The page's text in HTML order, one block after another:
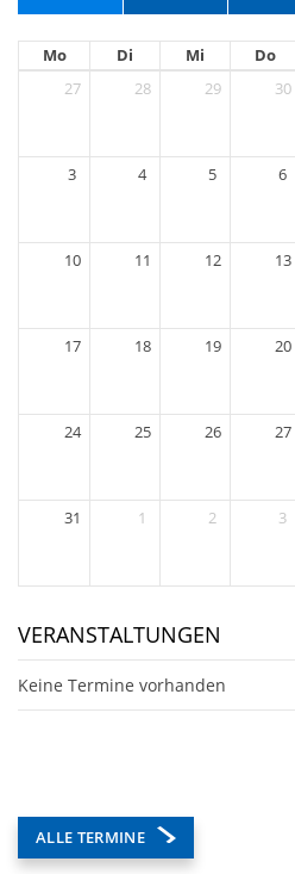
Mo Di Mi Do
27
28 29 30
3 4 5 6
10 11 12 13
17 18 19 20
24 25 26 27
31 1 2 3
VERANSTALTUNGEN
Keine Termine vorhanden
ALLE TERMINE